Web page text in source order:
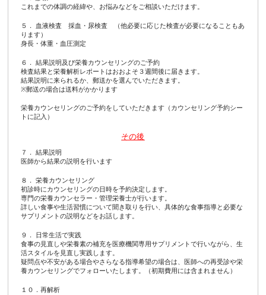
これまでの体調の経緯や、お悩みなどをご相談いただけます。
５． 血液検査 採血・尿検査 （他必要に応じた検査が必要になることもあ
ります）
身長・体重・血圧測定
６． 結果説明及び栄養カウンセリングのご予約
検査結果と栄養解析レポートはおおよそ３週間後に届きます。
結果説明に来られるか、郵送かを選んでいただきます。
※郵送の場合は送料がかかります
栄養カウンセリングのご予約をしていただきます（カウンセリング予約シー
トに記入）
その後
７． 結果説明
医師から結果の説明を行います
８． 栄養カウンセリング
初診時にカウンセリングの日時を予約決定します。
専門の栄養カウンセラー・管理栄養士が行います。
詳しい食事や生活習慣について聞き取りを行い、具体的な食事指導と必要な
サプリメントの説明などをお話します。
９． 日常生活で実践
食事の見直しや栄養素の補充を医療機関専用サプリメントで行いながら、生
活スタイルを見直し実践します。
疑問点や不安がある場合やさらなる指導希望の場合は、医師への再受診や栄
養カウンセリングでフォローいたします。（初期費用には含まれません）
１０．再解析